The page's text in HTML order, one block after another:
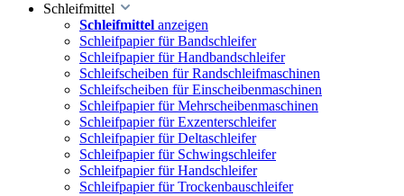
Schleifmittel
Schleifmittel anzeigen
Schleifpapier für Bandschleifer
Schleifpapier für Handbandschleifer
Schleifscheiben für Randschleifmaschinen
Schleifscheiben für Einscheibenmaschinen
Schleifpapier für Mehrscheibenmaschinen
Schleifpapier für Exzenterschleifer
Schleifpapier für Deltaschleifer
Schleifpapier für Schwingschleifer
Schleifpapier für Handschleifer
Schleifpapier für Trockenbauschleifer